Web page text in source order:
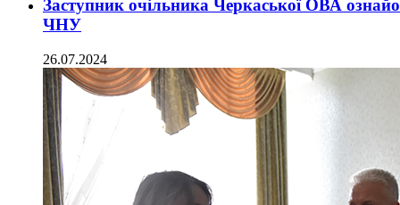
Заступник очільника Черкаської ОВА
ЧНУ
26.07.2024